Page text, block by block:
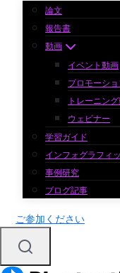
論文
報告書
動画
イベント動画
プロモーシ
トレーニン
ウェビナー
学習ガイド
インフォグラフィ
事例研究
ブログ記事
ご参加ください